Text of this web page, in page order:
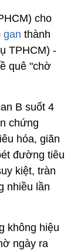
cho
gan thành
TPHCM) -
quê "chờ
B suốt 4
chứng
hóa, giãn
đường tiêu
kiệt, tràn
nhiều lần
không hiệu
ngày ra